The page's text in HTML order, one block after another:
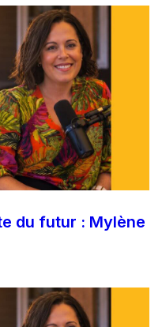
du futur : Mylène